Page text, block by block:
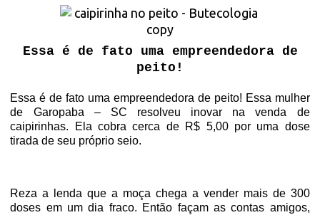
Essa é de fato uma empreendedora de
peito!
Essa é de fato uma empreendedora de peito! Essa mulher
de Garopaba – SC resolveu inovar na venda de
caipirinhas. Ela cobra cerca de R$ 5,00 por uma dose
tirada de seu próprio seio.
Reza a lenda que a moça chega a vender mais de 300
doses em um dia fraco. Então façam as contas amigos,